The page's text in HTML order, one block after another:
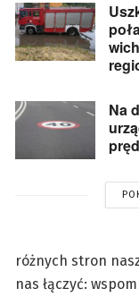
Na
różnych stron
nas łączyć: